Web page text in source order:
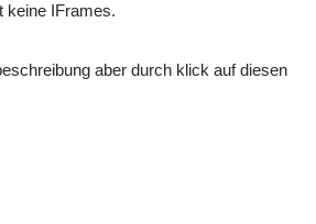
keine IFrames.
aber durch klick auf diesen